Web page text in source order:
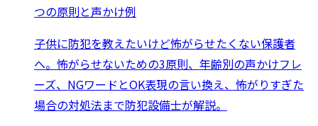
つの原則と声かけ例
子供に防犯を教えたいけど怖がらせたくない保護者
へ。怖がらせないための3原則、年齢別の声かけフレ
ーズ、NGワードとOK表現の言い換え、怖がりすぎた
場合の対処法まで防犯設備士が解説。